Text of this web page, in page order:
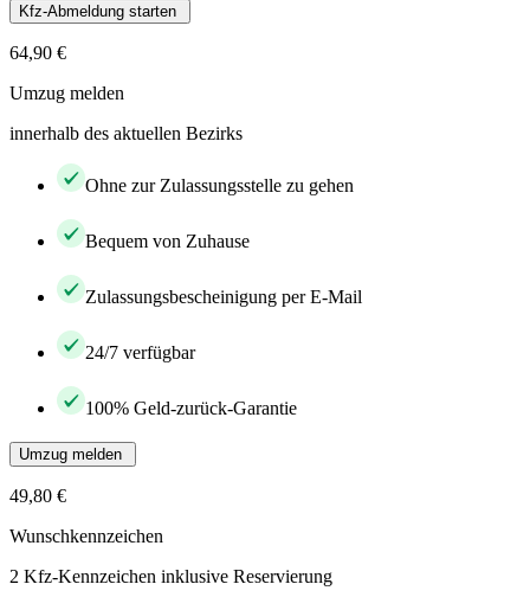
Kfz-Abmeldung starten
64,90 €
Umzug melden
innerhalb des aktuellen Bezirks
Ohne zur Zulassungsstelle zu gehen
Bequem von Zuhause
Zulassungsbescheinigung per E-Mail
24/7 verfügbar
100% Geld-zurück-Garantie
Umzug melden
49,80 €
Wunschkennzeichen
2 Kfz-Kennzeichen inklusive Reservierung